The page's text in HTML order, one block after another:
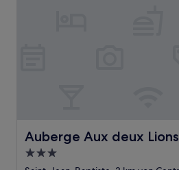
Auberge Aux deux Lions
Auberge Aux deux Lions
3.0-